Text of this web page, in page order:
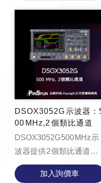
率、支援區域觸控觸發的
DSOX3052G 示波器：
00 MHz,2 個類比通道
DSOX3052G 500 MHz 示
波器提供 2 個類比通道、4
Mpts 記憶體、每秒
1,000,000 個波形的更新
加入詢價車